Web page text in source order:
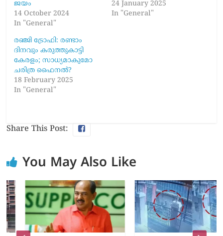
ജയം
14 October 2024
In "General"
24 January 2025
In "General"
രഞ്ജി ട്രോഫി: രണ്ടാം
ദിനവും കരുത്തുകാട്ടി
കേരളം; സാധ്യമാകുമോ
ചരിത്ര ഫൈനൽ?
18 February 2025
In "General"
Share This Post:
You May Also Like